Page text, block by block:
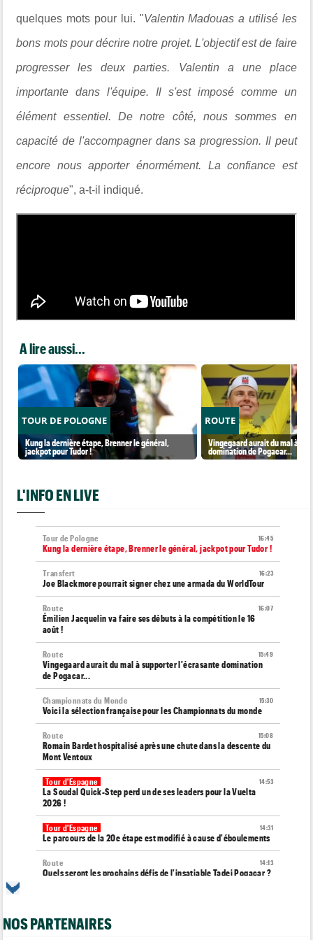
quelques mots pour lui. "Valentin Madouas a utilisé les
bons mots pour décrire notre projet. L'objectif est de faire
progresser les deux parties. Valentin a une place
importante dans l'équipe. Il s'est imposé comme un
élément essentiel. De notre côté, nous sommes en
capacité de l'accompagner dans sa progression. Il peut
encore nous apporter énormément. La confiance est
réciproque", a-t-il indiqué.
A lire aussi...
TOUR DE POLOGNE
Kung la dernière étape, Brenner le général,
jackpot pour Tudor !
ROUTE
Vingegaard aurait du mal à
domination de Pogacar...
L'INFO EN LIVE
16:45
Tour de Pologne
Kung la dernière étape, Brenner le général, jackpot pour Tudor !
16:23
Transfert
Joe Blackmore pourrait signer chez une armada du WorldTour
16:07
Route
Émilien Jacquelin va faire ses débuts à la compétition le 16
août !
15:49
Route
Vingegaard aurait du mal à supporter l'écrasante domination
de Pogacar...
15:30
Championnats du Monde
Voici la sélection française pour les Championnats du monde
15:08
Route
Romain Bardet hospitalisé après une chute dans la descente du
Mont Ventoux
14:53
Tour d'Espagne
La Soudal Quick-Step perd un de ses leaders pour la Vuelta
2026 !
14:31
Tour d'Espagne
Le parcours de la 20e étape est modifié à cause d'éboulements
14:13
Route
Quels seront les prochains défis de l'insatiable Tadej Pogacar ?
Tour de Pologne
NOS PARTENAIRES